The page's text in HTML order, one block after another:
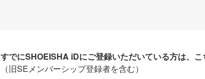
すでにSHOEISHA iDにご登録いただいている方は、こ
（旧SEメンバーシップ登録者を含む）